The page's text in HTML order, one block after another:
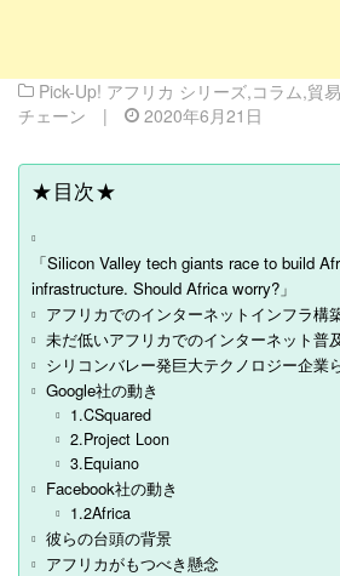
Pick-Up! アフリカ シリーズ,コラム,貿
チェーン
| 2020年6月21日
★目次★
「Silicon Valley tech giants race to build
infrastructure. Should Africa worry?」
アフリカでのインターネットインフラ構
未だ低いアフリカでのインターネット普
シリコンバレー発巨大テクノロジー企業
Google社の動き
1.CSquared
2.Project Loon
3.Equiano
Facebook社の動き
1.2Africa
彼らの台頭の背景
アフリカがもつべき懸念